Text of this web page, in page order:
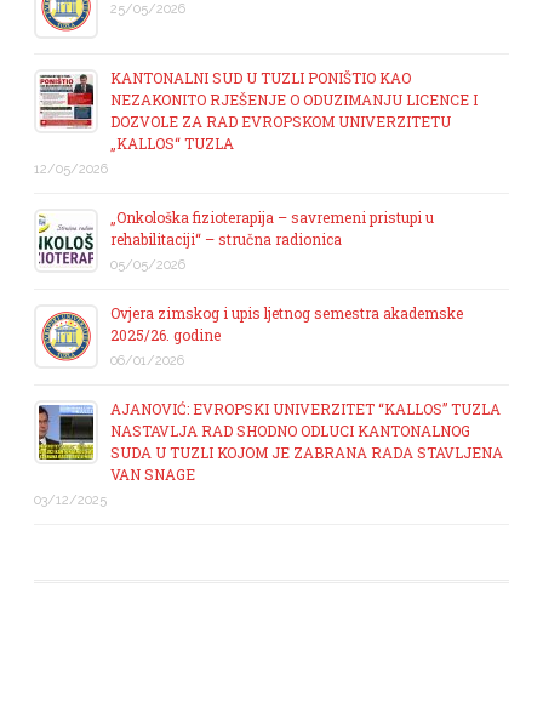
25/05/2026
KANTONALNI SUD U TUZLI PONIŠTIO KAO
NEZAKONITO RJEŠENJE O ODUZIMANJU LICENCE I
DOZVOLE ZA RAD EVROPSKOM UNIVERZITETU
„KALLOS“ TUZLA
12/05/2026
„Onkološka fizioterapija – savremeni pristupi u
rehabilitaciji“ – stručna radionica
05/05/2026
Ovjera zimskog i upis ljetnog semestra akademske
2025/26. godine
06/01/2026
AJANOVIĆ: EVROPSKI UNIVERZITET “KALLOS” TUZLA
NASTAVLJA RAD SHODNO ODLUCI KANTONALNOG
SUDA U TUZLI KOJOM JE ZABRANA RADA STAVLJENA
VAN SNAGE
03/12/2025